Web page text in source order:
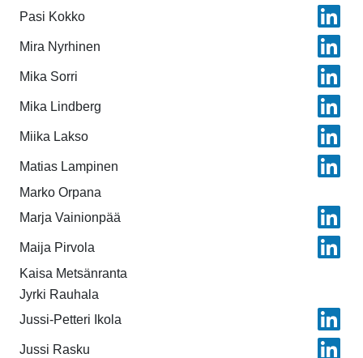
Pasi Kokko
Mira Nyrhinen
Mika Sorri
Mika Lindberg
Miika Lakso
Matias Lampinen
Marko Orpana
Marja Vainionpää
Maija Pirvola
Kaisa Metsänranta
Jyrki Rauhala
Jussi-Petteri Ikola
Jussi Rasku